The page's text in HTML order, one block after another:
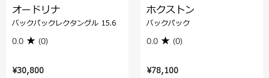
¥30,800
オードリナ
バックパックレクタングル 15.6
0.0 (0)
¥78,100
ホクストン
バックパック
0.0 (0)